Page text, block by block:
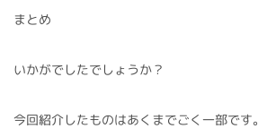
まとめ
いかがでしたでしょうか？
今回紹介したものはあくまでごく一部です。